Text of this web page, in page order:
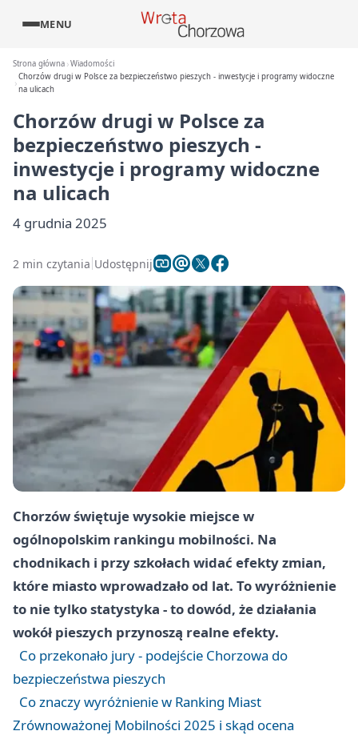
MENU
Strona główna Wiadomości
Chorzów drugi w Polsce za bezpieczeństwo pieszych - inwestycje i programy widoczne
na ulicach
Chorzów drugi w Polsce za
bezpieczeństwo pieszych -
inwestycje i programy widoczne
na ulicach
4 grudnia 2025
2 min czytania Udostępnij
Chorzów świętuje wysokie miejsce w
ogólnopolskim rankingu mobilności. Na
chodnikach i przy szkołach widać efekty zmian,
które miasto wprowadzało od lat. To wyróżnienie
to nie tylko statystyka - to dowód, że działania
wokół pieszych przynoszą realne efekty.
Co przekonało jury - podejście Chorzowa do
bezpieczeństwa pieszych
Co znaczy wyróżnienie w Ranking Miast
Zrównoważonej Mobilności 2025 i skąd ocena